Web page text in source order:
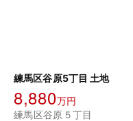
練馬区谷原5丁目 土地
8,880万円
練馬区谷原５丁目